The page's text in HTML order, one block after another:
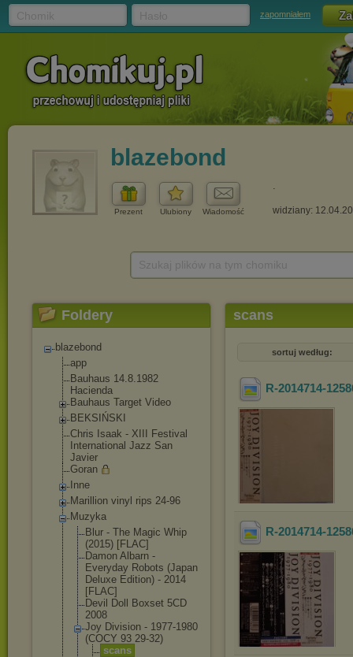
zapomniałem
blazebond
Prezent Ulubiony Wiadomość
.
widziany:
Foldery
blazebond
app
Bauhaus 14.8.1982
Hacienda
Bauhaus Target Video
BEKSIŃSKI
Chris Isaak - XIII Festival
International Jazz San
Javier
Goran
Inne
Marillion vinyl rips 24-96
Muzyka
Blur - The Magic Whip
(2015) [FLAC]
Damon Albarn -
Everyday Robots (Japan
Deluxe Edition) - 2014
[FLAC]
Devil Doll Boxset 5CD
2008
Joy Division - 1977-1980
(COCY 93 29-32)
scans
scans
sortuj według:
R-2014714-
R-2014714-